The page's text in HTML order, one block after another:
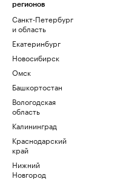
регионов
Санкт-Петербург
и область
Екатеринбург
Новосибирск
Омск
Башкортостан
Вологодская
область
Калининград
Краснодарский
край
Нижний
Новгород